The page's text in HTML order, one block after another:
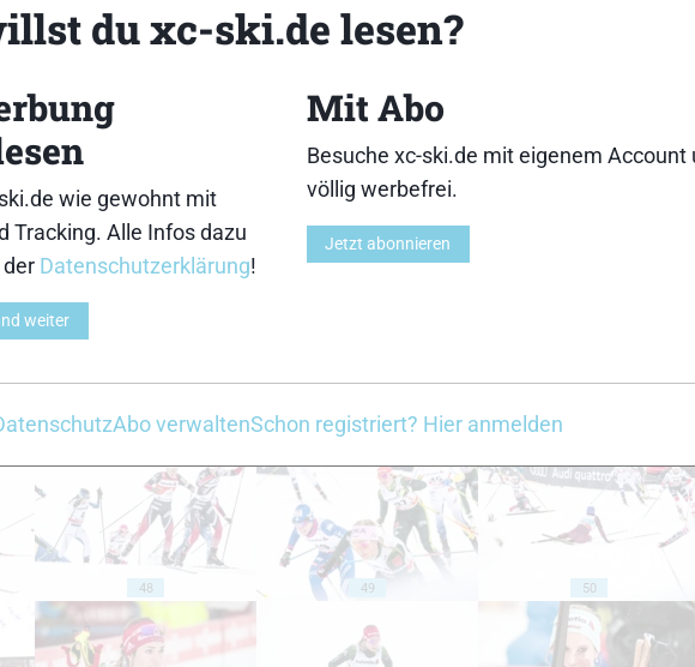
38 39
48 49 50
du xc-ski.de lesen?
wie gewohnt mit
Tracking. Alle Infos dazu
Datenschutzerklärung!
weiter
Mit Abo
Besuche xc-ski.de mit eigenem Account
völlig werbefrei.
Jetzt abonnieren
Abo verwaltenSchon registriert? Hier anmelden